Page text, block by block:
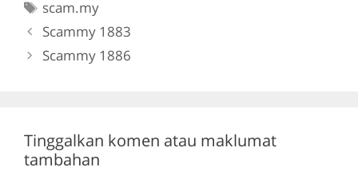
b
o
a
m
Tags
scam.my
Scammy 1883
Scammy 1886
Tinggalkan komen atau maklumat
tambahan